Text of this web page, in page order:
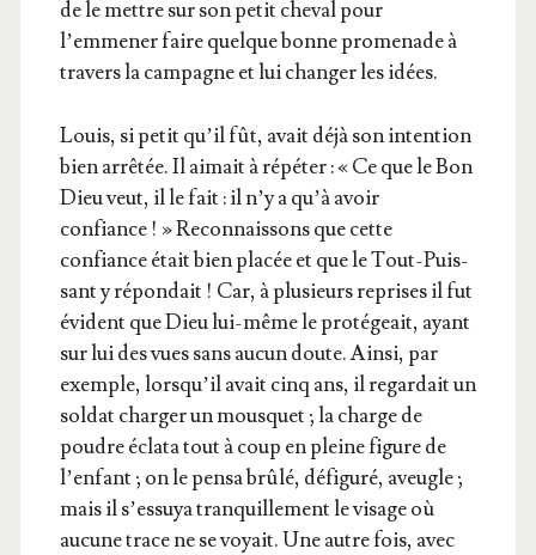
de le mettre sur son petit che­val pour
l’emmener faire quelque bonne pro­me­nade à
tra­vers la cam­pagne et lui chan­ger les idées.
Louis, si petit qu’il fût, avait déjà son inten­tion
bien arrê­tée. Il aimait à répé­ter : « Ce que le Bon
Dieu veut, il le fait : il n’y a qu’à avoir
confiance ! » Recon­nais­sons que cette
confiance était bien pla­cée et que le Tout-Puis­
sant y répon­dait ! Car, à plu­sieurs reprises il fut
évident que Dieu lui-même le pro­té­geait, ayant
sur lui des vues sans aucun doute. Ain­si, par
exemple, lors­qu’il avait cinq ans, il regar­dait un
sol­dat char­ger un mous­quet ; la charge de
poudre écla­ta tout à coup en pleine figure de
l’en­fant ; on le pen­sa brû­lé, défi­gu­ré, aveugle ;
mais il s’es­suya tran­quille­ment le visage où
aucune trace ne se voyait. Une autre fois, avec